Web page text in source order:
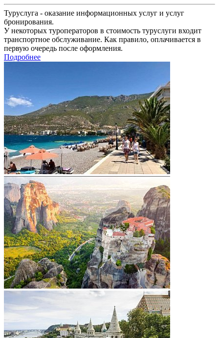
Туруслуга - оказание информационных услуг и услуг
бронирования.
У некоторых туроператоров в стоимость туруслуги входит
транспортное обслуживание. Как правило, оплачивается в
первую очередь после оформления.
Подробнее